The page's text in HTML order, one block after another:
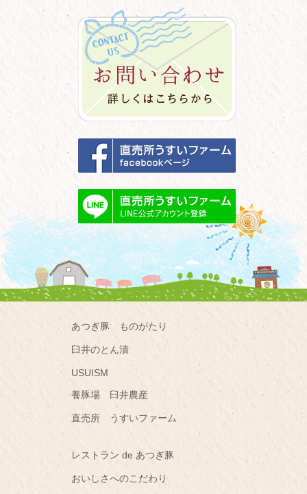
あつぎ豚 ものがたり
臼井のとん漬
USUISM
養豚場 臼井農産
直売所 うすいファーム
レストラン de あつぎ豚
おいしさへのこだわり